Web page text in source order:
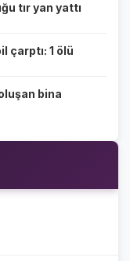
tır yan yattı
çarptı: 1 ölü
bina